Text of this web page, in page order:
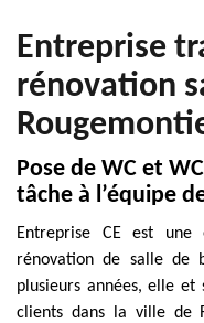
Entreprise
rénovation
Pose de WC et
tâche à l’équipe
Entreprise CE est
rénovation de salle de
plusieurs années, elle
clients dans la ville de